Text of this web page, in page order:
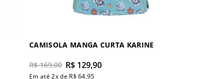
CAMISOLA MANGA CURTA KARINE
R$ 169,00 R$ 129,90
Em até2x de R$ 64,95